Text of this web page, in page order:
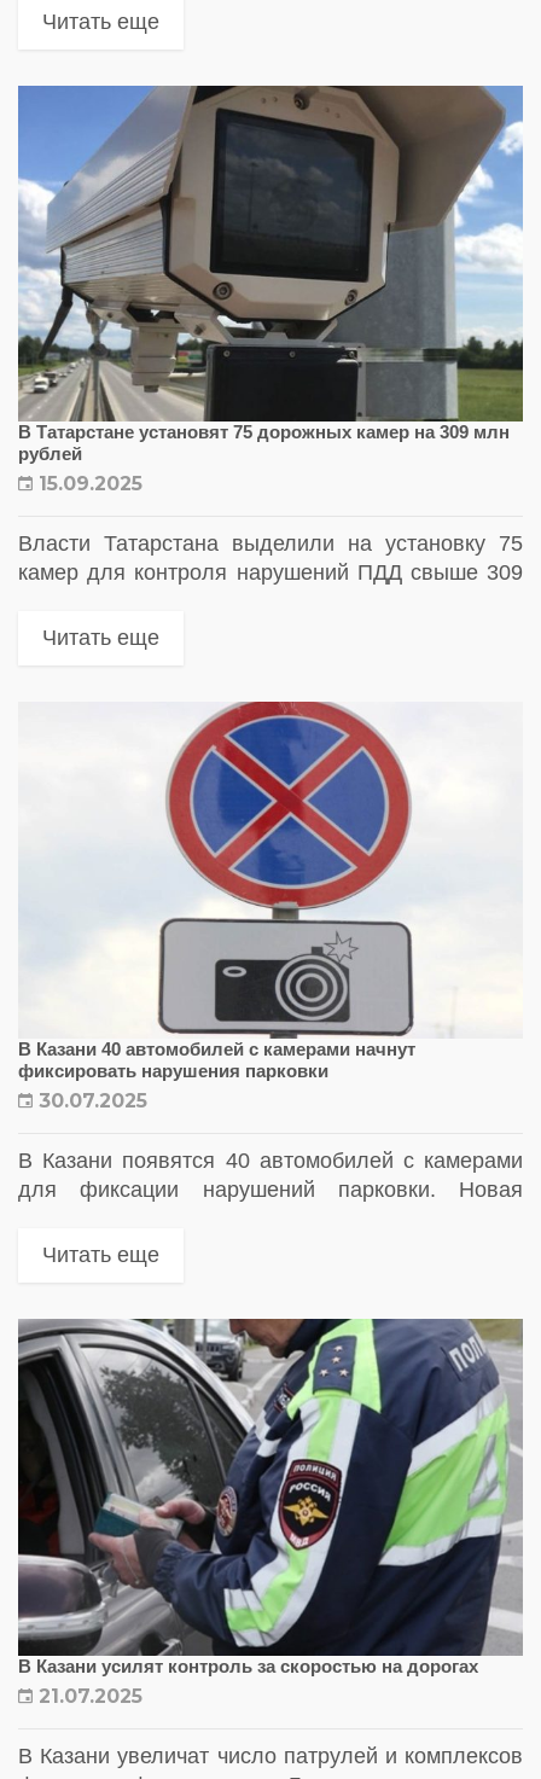
программно-аппаратных комплексов «Страж»,
перевозку грузов без тента.
Читать еще
В Татарстане установят 75 дорожных камер на 309 млн
рублей
15.09.2025
Власти Татарстана выделили на установку 75
камер для контроля нарушений ПДД свыше 309
фотовидеофиксации в Татарстане
Читать еще
В Казани 40 автомобилей с камерами начнут
фиксировать нарушения парковки
30.07.2025
В Казани появятся 40 автомобилей с камерами
для фиксации нарушений парковки. Новая
и снизить количество ДТП
Читать еще
В Казани усилят контроль за скоростью на дорогах
21.07.2025
В Казани увеличат число патрулей и комплексов